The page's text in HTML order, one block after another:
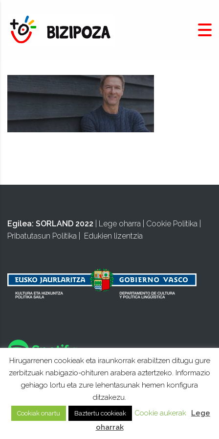
Egilea: SORLAND 2022 Lege oharra Cookie Politika
Pribatutasun Politika
Edukien lizentzia
Hirugarrenen cookieak eta iraunkorrak erabiltzen ditugu gure
zerbitzuak nabigazio-ohituren arabera aztertzeko. Informazio
gehiago lortu eta zure lehentasunak hemen konfigura
ditzakezu.
Cookiak onartu Baztertu cookieak Cookie aukerak
Lege
oharrak